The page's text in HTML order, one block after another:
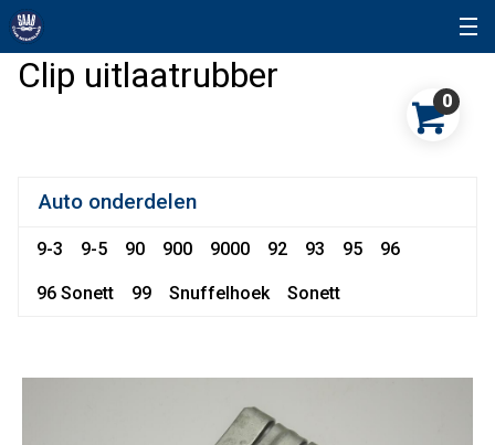
Clip uitlaatrubber
0
Auto onderdelen
9-3 9-5 90 900 9000 92 93 95 96
96 Sonett 99 Snuffelhoek Sonett